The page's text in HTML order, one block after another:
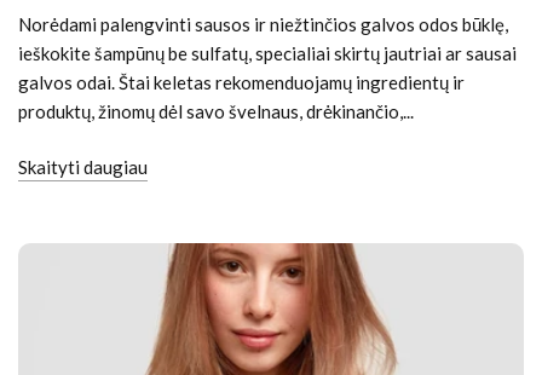
Norėdami palengvinti sausos ir niežtinčios galvos odos būklę,
ieškokite šampūnų be sulfatų, specialiai skirtų jautriai ar sausai
galvos odai. Štai keletas rekomenduojamų ingredientų ir
produktų, žinomų dėl savo švelnaus, drėkinančio,...
Skaityti daugiau